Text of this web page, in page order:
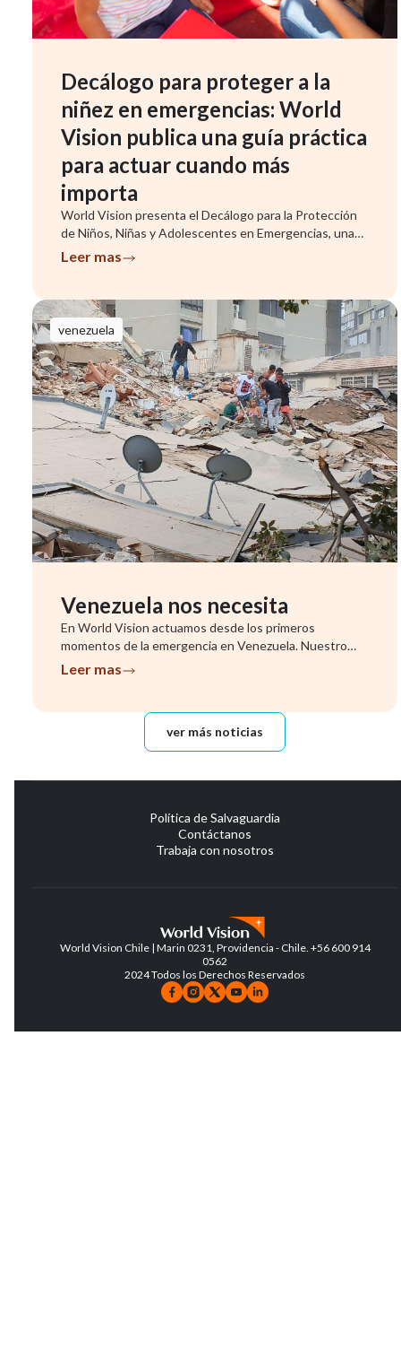
Decálogo para proteger a la
niñez en emergencias: World
Vision publica una guía práctica
para actuar cuando más
importa
World Vision presenta el Decálogo para la Protección
de Niños, Niñas y Adolescentes en Emergencias, una
herramienta que ...
Leer mas
venezuela
Venezuela nos necesita
En World Vision actuamos desde los primeros
momentos de la emergencia en Venezuela. Nuestro
equipo ya se encuentra evalu...
Leer mas
ver más noticias
Política de Salvaguardia
Contáctanos
Trabaja con nosotros
World Vision Chile | Marin 0231, Providencia - Chile. +56 600 914
0562
2024 Todos los Derechos Reservados